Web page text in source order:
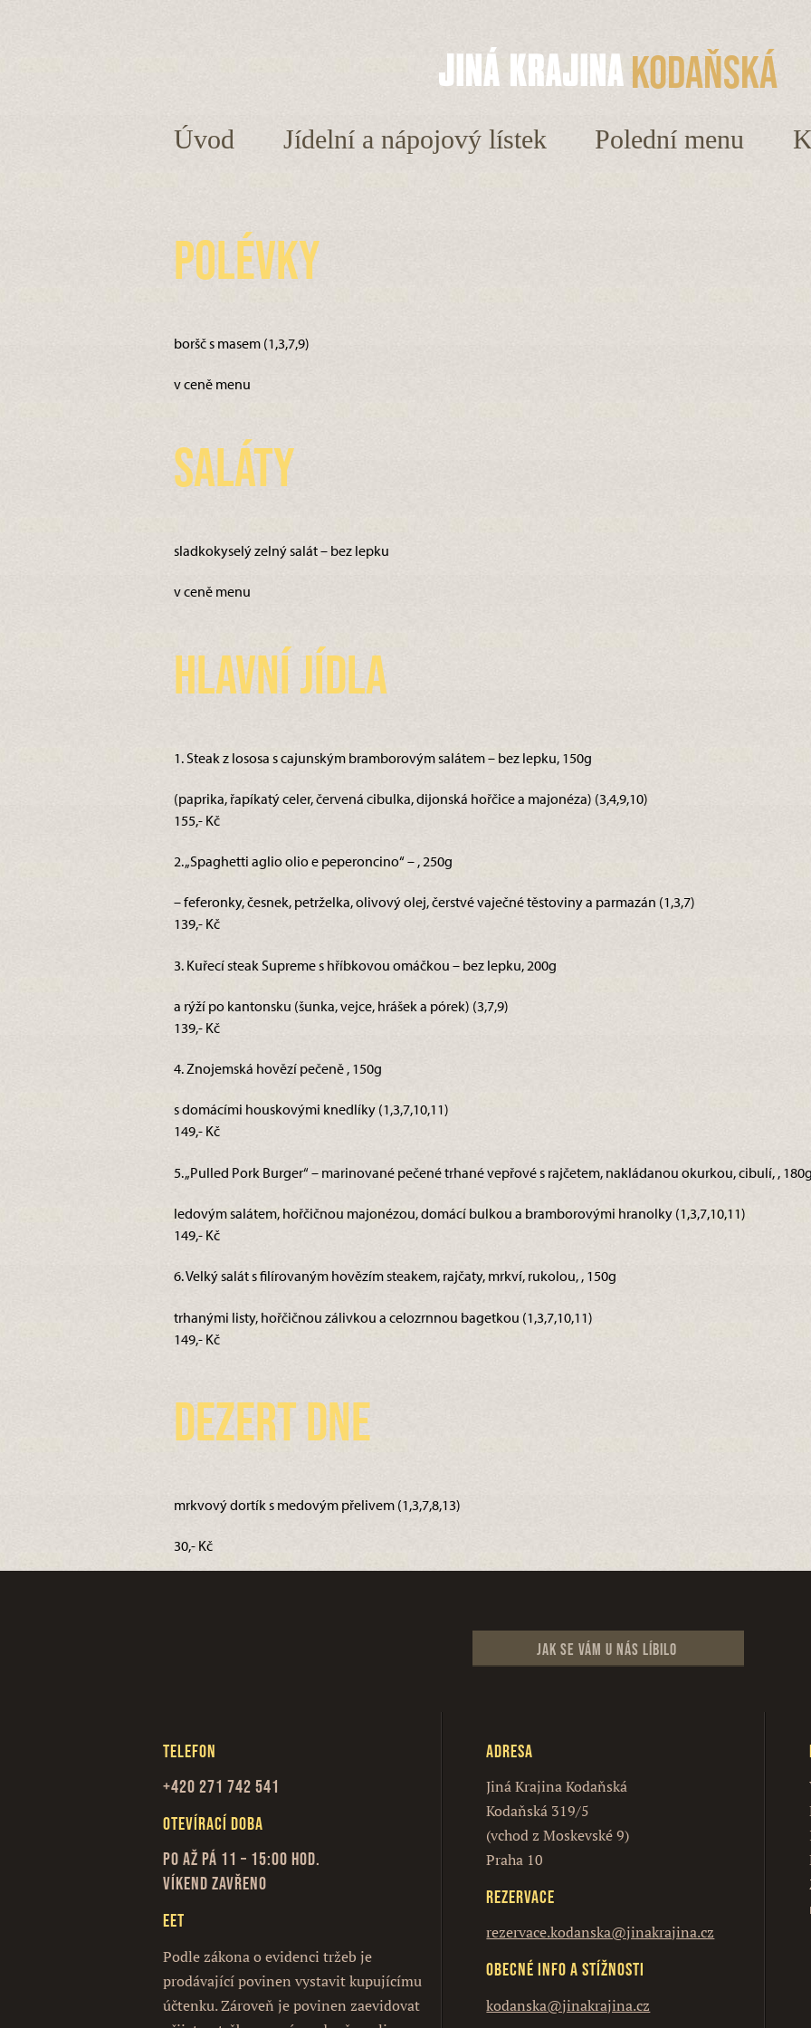
Kodaňská
Úvod Jídelní a nápojový lístek Polední menu
Polévky
boršč s masem (1,3,7,9)
v ceně menu
Saláty
sladkokyselý zelný salát – bez lepku
v ceně menu
Hlavní jídla
1. Steak z lososa s cajunským bramborovým salátem – bez lepku, 150g
(paprika, řapíkatý celer, červená cibulka, dijonská hořčice a majonéza) (3,4,9,10)
155,- Kč
2. „Spaghetti aglio olio e peperoncino“ – , 250g
– feferonky, česnek, petrželka, olivový olej, čerstvé vaječné těstoviny a parmazán (1,3,7)
139,- Kč
3. Kuřecí steak Supreme s hříbkovou omáčkou – bez lepku, 200g
a rýží po kantonsku (šunka, vejce, hrášek a pórek) (3,7,9)
139,- Kč
4. Znojemská hovězí pečeně , 150g
s domácími houskovými knedlíky (1,3,7,10,11)
149,- Kč
5. „Pulled Pork Burger“ – marinované pečené trhané vepřové s rajčetem, nakládanou okurkou, cibulí, ,
ledovým salátem, hořčičnou majonézou, domácí bulkou a bramborovými hranolky (1,3,7,10,11)
149,- Kč
6. Velký salát s filírovaným hovězím steakem, rajčaty, mrkví, rukolou, , 150g
trhanými listy, hořčičnou zálivkou a celozrnnou bagetkou (1,3,7,10,11)
149,- Kč
Dezert dne
mrkvový dortík s medovým přelivem (1,3,7,8,13)
30,- Kč
Jak se vám u nás líbilo
Telefon
+420 271 742 541
Otevírací doba
Po až Pá 11 – 15:00 hod.
Víkend zavřeno
EET
Podle zákona o evidenci tržeb je
prodávající povinen vystavit kupujícímu
účtenku. Zároveň je povinen zaevidovat
Adresa
Jiná Krajina Kodaňská
Kodaňská 319/5
(vchod z Moskevské 9)
Praha 10
Rezervace
rezervace.kodanska@jinakrajina.cz
Obecné info a stížnosti
kodanska@jinakrajina.cz